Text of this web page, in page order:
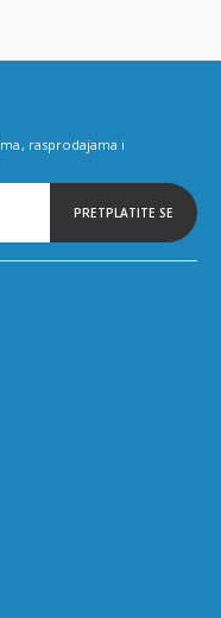
rasprodajama i
PRETPLATITE SE